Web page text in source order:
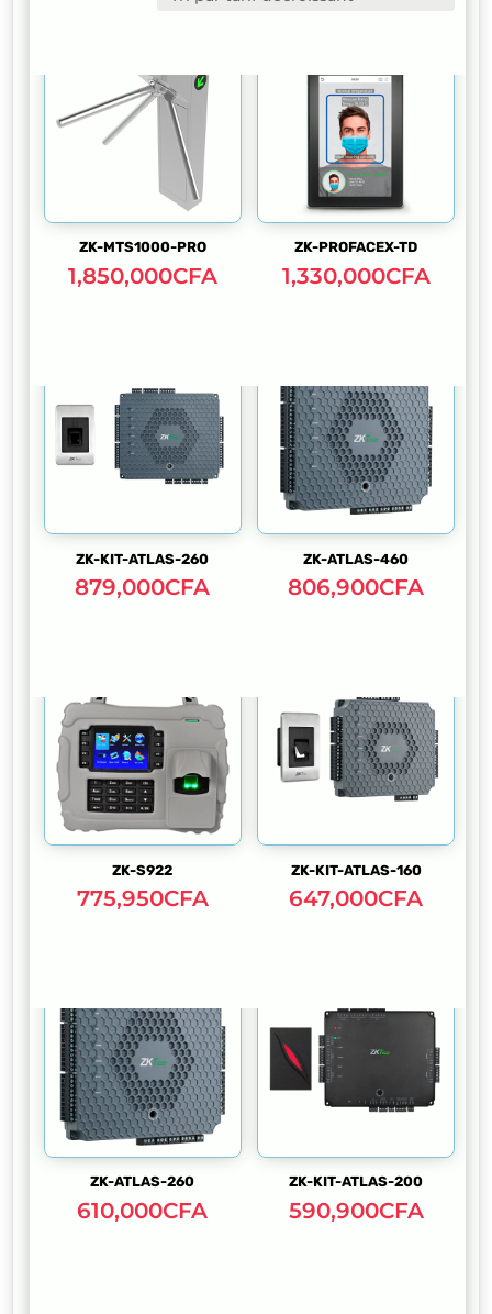
ZK-MTS1000-PRO
1,850,000CFA
ZK-PROFACEX-TD
1,330,000CFA
ZK-KIT-ATLAS-260
879,000CFA
ZK-ATLAS-460
806,900CFA
ZK-S922
775,950CFA
ZK-KIT-ATLAS-160
647,000CFA
ZK-ATLAS-260
610,000CFA
ZK-KIT-ATLAS-200
590,900CFA